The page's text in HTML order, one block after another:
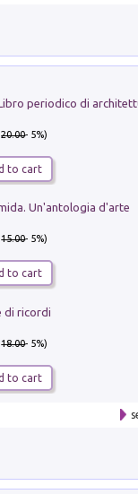
20.00- 5%)
to cart
Un'antologia d'arte
15.00- 5%)
to cart
di ricordi
18.00- 5%)
to cart